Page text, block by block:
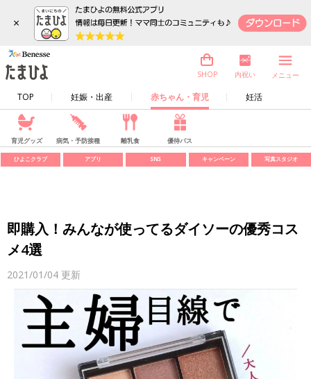
×
TOP 妊娠・出産 赤ちゃん・育児 妊活
SHOP 内祝い メニュー
育児グッズ 病気・予防接種 離乳食 優待パス
ひよこクラブ アプリ SNS キャンペーン 写真スタジオ
即購入！みんなが使ってるダイソーの優秀コス
メ4選
2021/01/04 更新